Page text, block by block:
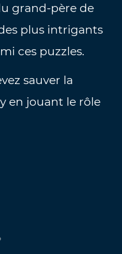
grand-père de
plus intrigants
ces puzzles.
sauver la
en jouant le rôle